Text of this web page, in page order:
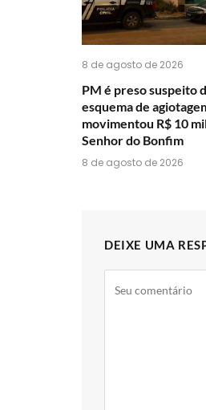
8 de agosto de 2026
PM é preso suspeito
esquema de
movimentou R$ 10
Senhor do Bonfim
8 de agosto de 2026
DEIXE UMA